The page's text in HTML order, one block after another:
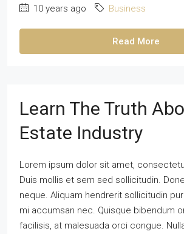
10 years ago Business
Read More
Learn The Truth
Estate Industry
Lorem ipsum dolor sit amet,
Duis mollis et sem sed sollicitudin.
neque. Aliquam hendrerit sollicitudin
mi accumsan nec. Quisque bibendum
facilisis, at malesuada orci congue.